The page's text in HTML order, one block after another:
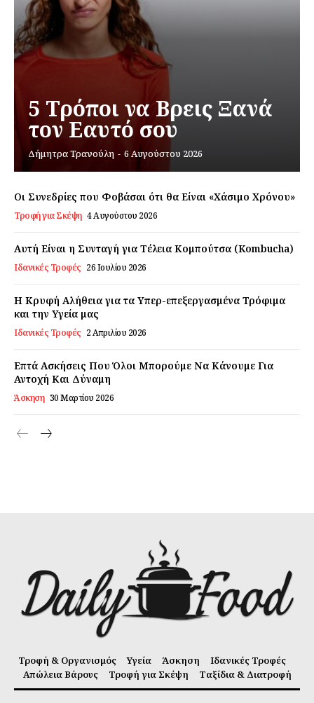
Daily Food
Αποποίηση Ευθυνών
Ο λογαριασμός μου
5 Τρόποι να Βρεις Ξανά
τον Εαυτό σου
Δήμητρα Τρανούλη - 6 Αυγούστου 2026
Οι Συνεδρίες που Φοβάσαι ότι θα Είναι «Χάσιμο Χρόνου»
Τροφή για Σκέψη 4 Αυγούστου 2026
Αυτή Είναι η Συνταγή για Τέλεια Κομπούτσα (Kombucha)
Ιδανικές Τροφές 26 Ιουλίου 2026
Η Κρυφή Αλήθεια για τα Υπερ-επεξεργασμένα Τρόφιμα
και την Υγεία μας
Ιδανικές Τροφές 2 Απριλίου 2026
Επτά Ασκήσεις Που Όλοι Μπορούμε Να Κάνουμε Για
Αντοχή Και Δύναμη
Άσκηση 30 Μαρτίου 2026
Τροφή & Οργανισμός Υγεία Άσκηση
Ιδανικές Τροφές
Απώλεια Βάρους
Τροφή για Σκέψη Ταξίδια & Διατροφή